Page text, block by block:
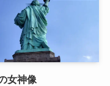
女神像